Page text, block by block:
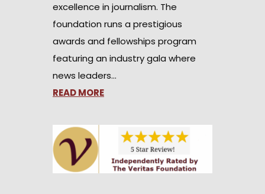
excellence in journalism. The
foundation runs a prestigious
awards and fellowships program
featuring an industry gala where
news leaders…
READ MORE